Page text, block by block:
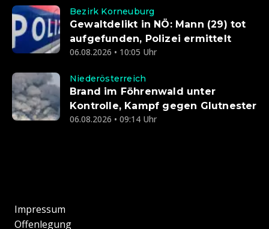
Bezirk Korneuburg
Gewaltdelikt in NÖ: Mann (29) tot
aufgefunden, Polizei ermittelt
06.08.2026 • 10:05 Uhr
Niederösterreich
Brand im Föhrenwald unter
Kontrolle, Kampf gegen Glutnester
06.08.2026 • 09:14 Uhr
Impressum
Offenlegung